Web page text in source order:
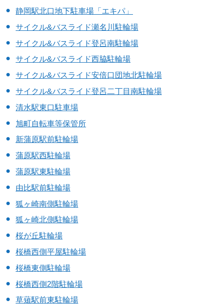
静岡駅北口地下駐車場「エキパ」
サイクル&バスライド瀬名川駐輪場
サイクル&バスライド登呂南駐輪場
サイクル&バスライド西脇駐輪場
サイクル&バスライド安倍口団地北駐輪場
サイクル&バスライド登呂二丁目南駐輪場
清水駅東口駐車場
旭町自転車等保管所
新蒲原駅前駐輪場
蒲原駅西駐輪場
蒲原駅東駐輪場
由比駅前駐輪場
狐ヶ崎南側駐輪場
狐ヶ崎北側駐輪場
桜が丘駐輪場
桜橋西側平屋駐輪場
桜橋東側駐輪場
桜橋西側2階駐輪場
草薙駅前東駐輪場